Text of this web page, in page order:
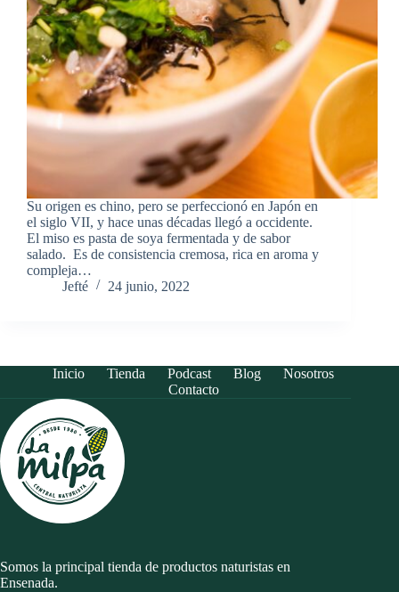
Su origen es chino, pero se perfeccionó en Japón en
el siglo VII, y hace unas décadas llegó a occidente.
El miso es pasta de soya fermentada y de sabor
salado. Es de consistencia cremosa, rica en aroma y
compleja…
Jefté
24 junio, 2022
Inicio Tienda Podcast Blog
Nosotros
Contacto
Somos la principal tienda de productos naturistas en
Ensenada.